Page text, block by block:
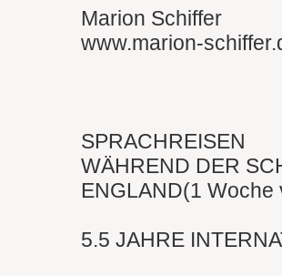
Marion Schiffer
www.marion-
SPRACHREISEN
WÄHREND DER
ENGLAND(1
5.5 JAHRE